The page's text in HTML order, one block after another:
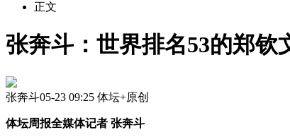
正文
张奔斗：世界排名53的郑钦
张奔斗05-23 09:25 体坛+原创
体坛周报全媒体记者 张奔斗